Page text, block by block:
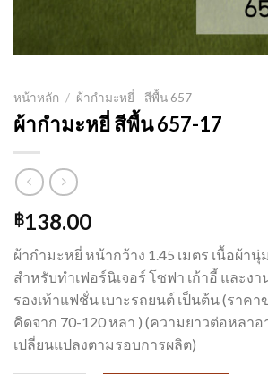
หน้าหลัก / ผ้ากำมะหยี่ - สีพื้น 657
ผ้ากำมะหยี่ สีพื้น 657-17
฿138.00
ผ้ากำมะหยี่ หน้ากว้าง 1.45 เมตร เนื้อผ้านุ่
สำหรับทำเฟอร์นิเจอร์ โซฟา เก้าอี้ และง
รองเท้าแฟชั่น เบาะรถยนต์ เป็นต้น (ราค
คิดจาก 70-120 หลา ) (ความยาวต่อหลาอ
เปลี่ยนแปลงตามรอบการผลิต)